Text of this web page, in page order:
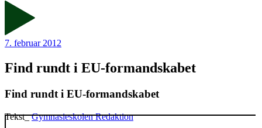
7. februar 2012
Find rundt i EU-formandskabet
Find rundt i EU-formandskabet
Tekst_Gymnasieskolen Redaktion